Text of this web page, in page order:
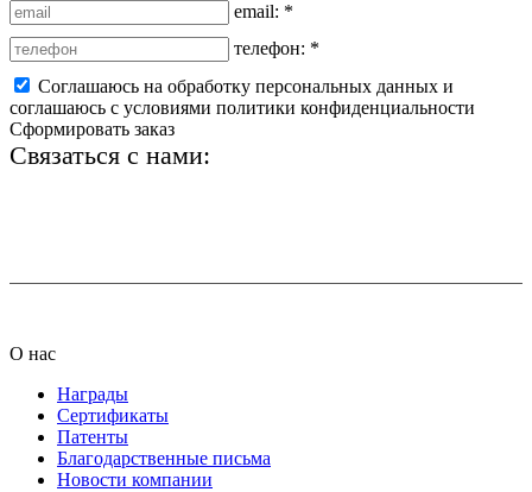
email: *
телефон: *
Соглашаюсь на обработку персональных данных и
соглашаюсь с условиями политики конфиденциальности
Сформировать заказ
Связаться с нами:
О нас
Награды
Сертификаты
Патенты
Благодарственные письма
Новости компании